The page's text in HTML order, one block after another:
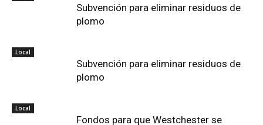
Subvención para eliminar residuos de
plomo
Local
Subvención para eliminar residuos de
plomo
Local
Fondos para que Westchester se